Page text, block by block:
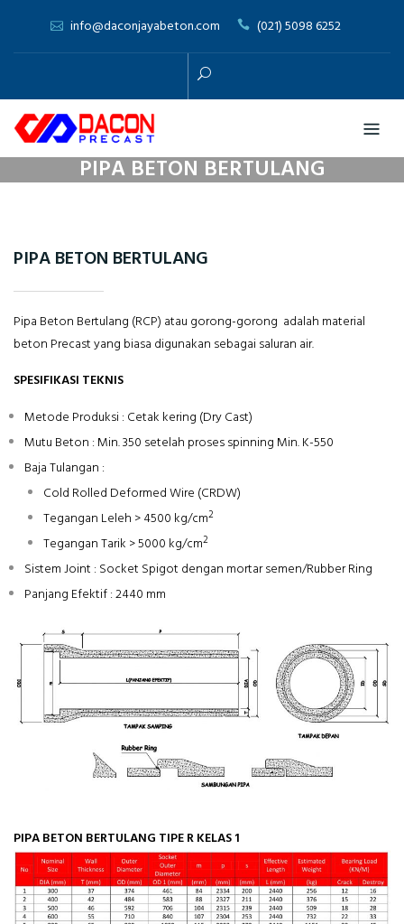
content
info@daconjayabeton.com (021) 5098 6252
PIPA BETON BERTULANG
PIPA BETON BERTULANG
Pipa Beton Bertulang (RCP) atau gorong-gorong adalah material
beton Precast yang biasa digunakan sebagai saluran air.
SPESIFIKASI TEKNIS
Metode Produksi : Cetak kering (Dry Cast)
Mutu Beton : Min. 350 setelah proses spinning Min. K-550
Baja Tulangan :
Cold Rolled Deformed Wire (CRDW)
Tegangan Leleh > 4500 kg/cm2
Tegangan Tarik > 5000 kg/cm2
Sistem Joint : Socket Spigot dengan mortar semen/Rubber Ring
Panjang Efektif : 2440 mm
PIPA BETON BERTULANG TIPE R KELAS 1